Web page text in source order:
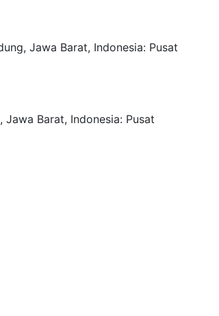
Jawa Barat, Indonesia: Pusat
Jawa Barat, Indonesia: Pusat